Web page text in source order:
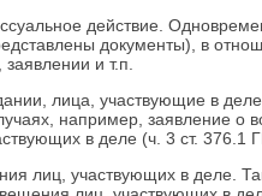
действие.
документы), в
и т.п.
лица, участвующие в
например, заявление о
в деле (ч. 3 ст. 376.1
лиц, участвующих в деле.